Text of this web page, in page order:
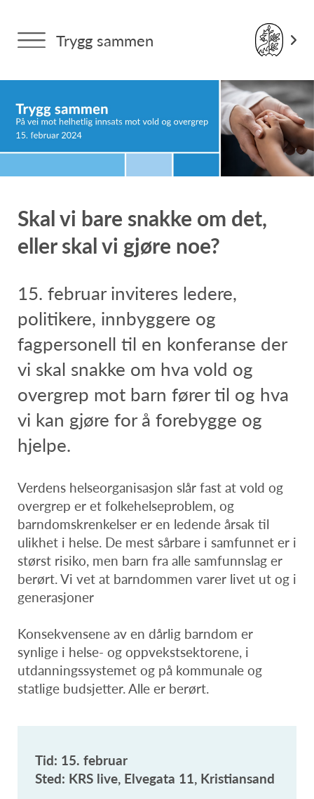
Trygg sammen
Skal vi bare snakke om det,
eller skal vi gjøre noe?
15. februar inviteres ledere,
politikere, innbyggere og
fagpersonell til en konferanse der
vi skal snakke om hva vold og
overgrep mot barn fører til og hva
vi kan gjøre for å forebygge og
hjelpe.
Verdens helseorganisasjon slår fast at vold og
overgrep er et folkehelseproblem, og
barndomskrenkelser er en ledende årsak til
ulikhet i helse. De mest sårbare i samfunnet er i
størst risiko, men barn fra alle samfunnslag er
berørt. Vi vet at barndommen varer livet ut og i
generasjoner
Konsekvensene av en dårlig barndom er
synlige i helse- og oppvekstsektorene, i
utdanningssystemet og på kommunale og
statlige budsjetter. Alle er berørt.
Tid: 15. februar
Sted: KRS live, Elvegata 11, Kristiansand